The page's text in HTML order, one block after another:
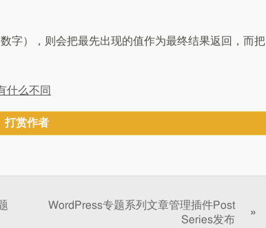
字），则会把最先出现的值作为最终结果返回，而把
什么不同
打赏作者
WordPress专题系列文章管理插件Post
Series发布
»